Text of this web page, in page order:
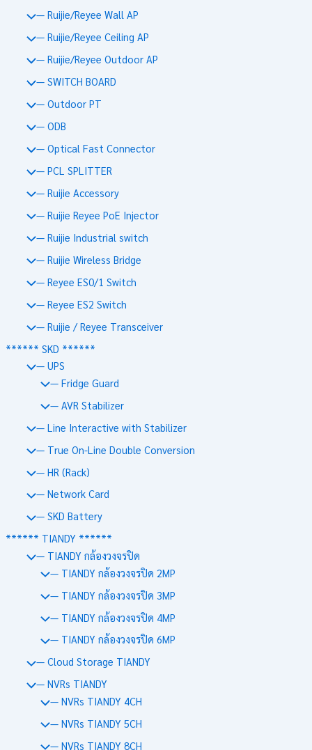
— Ruijie/Reyee Wall AP
— Ruijie/Reyee Ceiling AP
— Ruijie/Reyee Outdoor AP
— SWITCH BOARD
— Outdoor PT
— ODB
— Optical Fast Connector
— PCL SPLITTER
— Ruijie Accessory
— Ruijie Reyee PoE Injector
— Ruijie Industrial switch
— Ruijie Wireless Bridge
— Reyee ES0/1 Switch
— Reyee ES2 Switch
— Ruijie / Reyee Transceiver
****** SKD ******
— UPS
— Fridge Guard
— AVR Stabilizer
— Line Interactive with Stabilizer
— True On-Line Double Conversion
— HR (Rack)
— Network Card
— SKD Battery
****** TIANDY ******
— TIANDY กล้องวงจรปิด
— TIANDY กล้องวงจรปิด 2MP
— TIANDY กล้องวงจรปิด 3MP
— TIANDY กล้องวงจรปิด 4MP
— TIANDY กล้องวงจรปิด 6MP
— Cloud Storage TIANDY
— NVRs TIANDY
— NVRs TIANDY 4CH
— NVRs TIANDY 5CH
— NVRs TIANDY 8CH